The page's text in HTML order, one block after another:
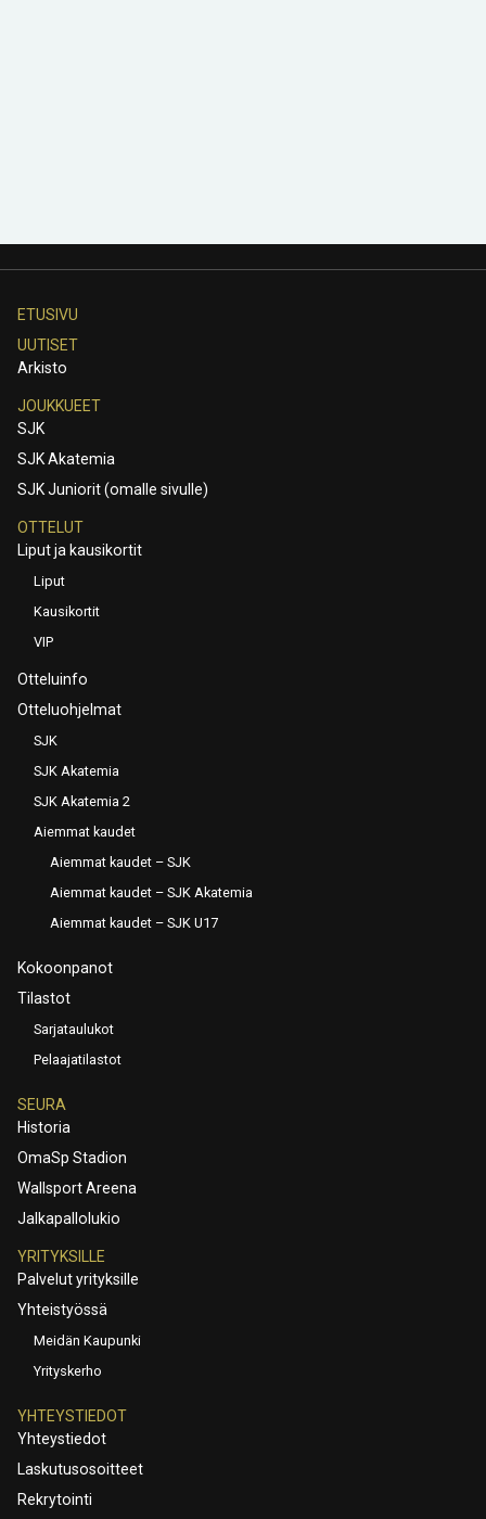
ETUSIVU
UUTISET
Arkisto
JOUKKUEET
SJK
SJK Akatemia
SJK Juniorit (omalle sivulle)
OTTELUT
Liput ja kausikortit
Liput
Kausikortit
VIP
Otteluinfo
Otteluohjelmat
SJK
SJK Akatemia
SJK Akatemia 2
Aiemmat kaudet
Aiemmat kaudet – SJK
Aiemmat kaudet – SJK Akatemia
Aiemmat kaudet – SJK U17
Kokoonpanot
Tilastot
Sarjataulukot
Pelaajatilastot
SEURA
Historia
OmaSp Stadion
Wallsport Areena
Jalkapallolukio
YRITYKSILLE
Palvelut yrityksille
Yhteistyössä
Meidän Kaupunki
Yrityskerho
YHTEYSTIEDOT
Yhteystiedot
Laskutusosoitteet
Rekrytointi